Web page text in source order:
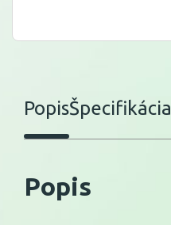
PopisŠpecifikácia
Popis